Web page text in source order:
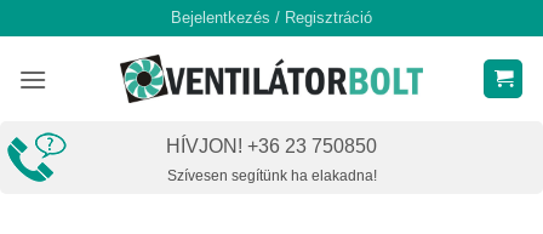
content
Bejelentkezés / Regisztráció
HÍVJON! +36 23 750850
Szívesen segítünk ha elakadna!